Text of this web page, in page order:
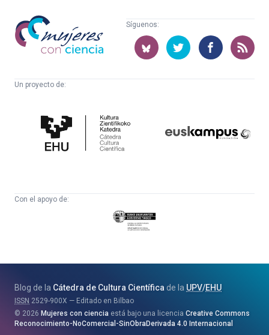
Mujeres
con
ciencia
Síguenos:
Un proyecto de:
Cultura
Científica
Con el apoyo de:
Eusko
Jaurlaritza
eta
Berrikuntza
Saila
Blog de la Cátedra de Cultura Científica de la UPV/EHU
ISSN 2529-900X
Editado en Bilbao
2026 Mujeres con ciencia está bajo una licencia Creative Commons
Reconocimiento-NoComercial-SinObraDerivada 4.0 Internacional